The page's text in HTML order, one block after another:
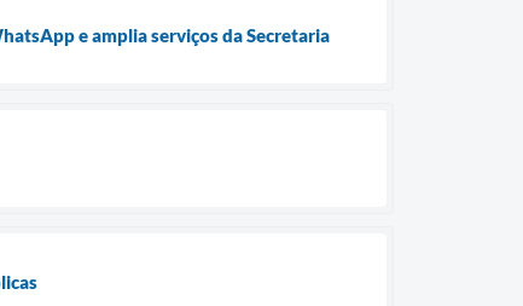
e amplia serviços da Secretaria